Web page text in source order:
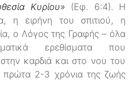
Κυρίου» (Εφ. 6:4). Η
η ειρήνη του σπιτιού, η
ο Λόγος της Γραφής – όλα
ερεθίσματα που
καρδιά και στο νου του
πρώτα 2-3 χρόνια της ζωής